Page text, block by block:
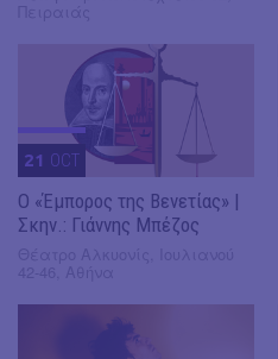
21 OCT
Ο «Έμπορος της Βενετίας» |
Σκην.: Γιάννης Μπέζος